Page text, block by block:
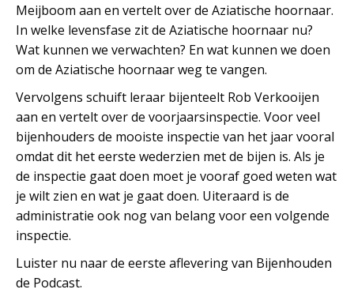
Meijboom aan en vertelt over de Aziatische hoornaar.
In welke levensfase zit de Aziatische hoornaar nu?
Wat kunnen we verwachten? En wat kunnen we doen
om de Aziatische hoornaar weg te vangen.
Vervolgens schuift leraar bijenteelt Rob Verkooijen
aan en vertelt over de voorjaarsinspectie. Voor veel
bijenhouders de mooiste inspectie van het jaar vooral
omdat dit het eerste wederzien met de bijen is. Als je
de inspectie gaat doen moet je vooraf goed weten wat
je wilt zien en wat je gaat doen. Uiteraard is de
administratie ook nog van belang voor een volgende
inspectie.
Luister nu naar de eerste aflevering van Bijenhouden
de Podcast.